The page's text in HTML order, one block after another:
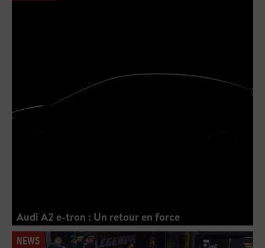
Audi A2 e-tron : Un retour en force
NEWS